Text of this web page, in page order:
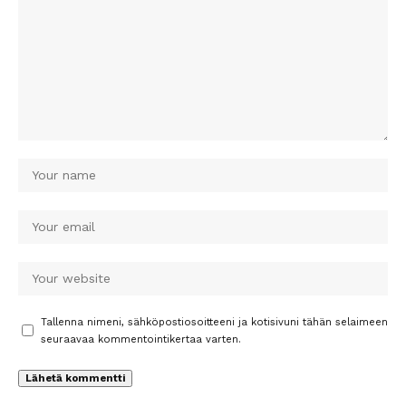
Tallenna nimeni, sähköpostiosoitteeni ja kotisivuni tähän selaimeen
seuraavaa kommentointikertaa varten.